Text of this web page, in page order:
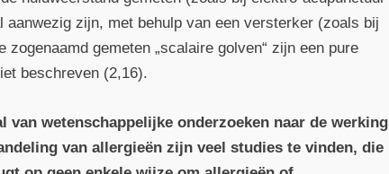
zijn, met behulp van een versterker (zoals bij
gemeten „scalaire golven“ zijn een pure
beschreven (2,16).
wetenschappelijke onderzoeken naar de werking
van allergieën zijn veel studies te vinden, die